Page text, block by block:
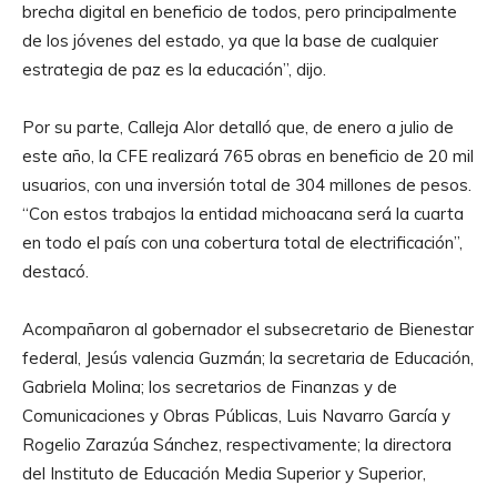
brecha digital en beneficio de todos, pero principalmente
de los jóvenes del estado, ya que la base de cualquier
estrategia de paz es la educación”, dijo.
Por su parte, Calleja Alor detalló que, de enero a julio de
este año, la CFE realizará 765 obras en beneficio de 20 mil
usuarios, con una inversión total de 304 millones de pesos.
“Con estos trabajos la entidad michoacana será la cuarta
en todo el país con una cobertura total de electrificación”,
destacó.
Acompañaron al gobernador el subsecretario de Bienestar
federal, Jesús valencia Guzmán; la secretaria de Educación,
Gabriela Molina; los secretarios de Finanzas y de
Comunicaciones y Obras Públicas, Luis Navarro García y
Rogelio Zarazúa Sánchez, respectivamente; la directora
del Instituto de Educación Media Superior y Superior,